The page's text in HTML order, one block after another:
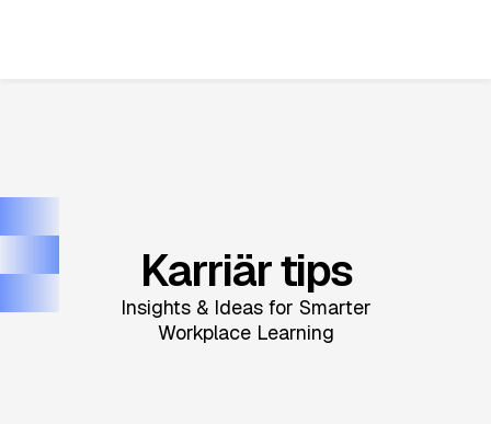
Karriär tips
Insights & Ideas for Smarter
Workplace Learning